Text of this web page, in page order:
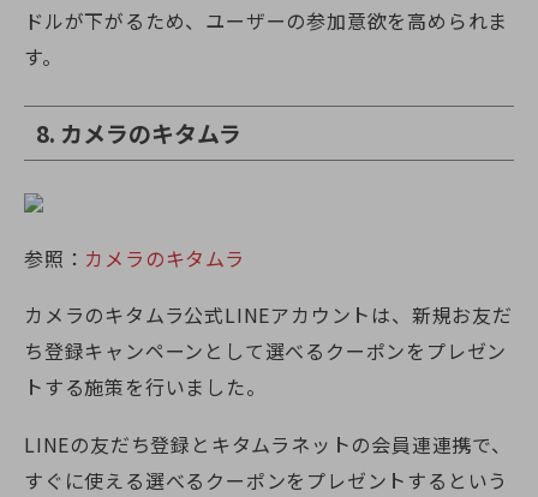
ドルが下がるため、ユーザーの参加意欲を高められま
す。
8. カメラのキタムラ
参照： カメラのキタムラ
カメラのキタムラ公式LINEアカウントは、新規お友だ
ち登録キャンペーンとして選べるクーポンをプレゼン
トする施策を行いました。
LINEの友だち登録とキタムラネットの会員連連携で、
すぐに使える選べるクーポンをプレゼントするという